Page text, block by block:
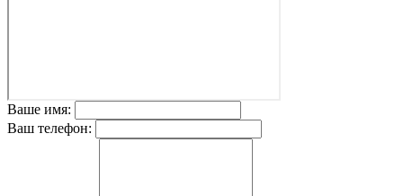
Ваше имя:
Ваш телефон: